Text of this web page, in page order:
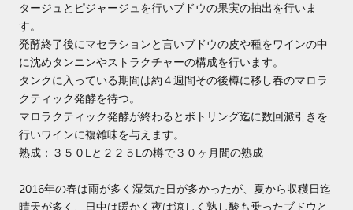
タージュとピジャージュを行いブドウの果実の抽出を行いま
す。
発酵終了後にマセラションと言いブドウの皮や種をワインの中
に沈めタンニンやストラクチャーの構成を行います。
タンクに入っている期間は約４週間その後樽に移し春のマロラ
クティック発酵を待つ。
マロラクティック発酵が終わるとボトリング迄に数回澱引きを
行いワインに複雑味を与えます。
熟成：３５０Lと２２５Lの樽で３０ヶ月間の熟成
2016年の春は雨が多く湿気た日が多かったが、夏から収穫日迄